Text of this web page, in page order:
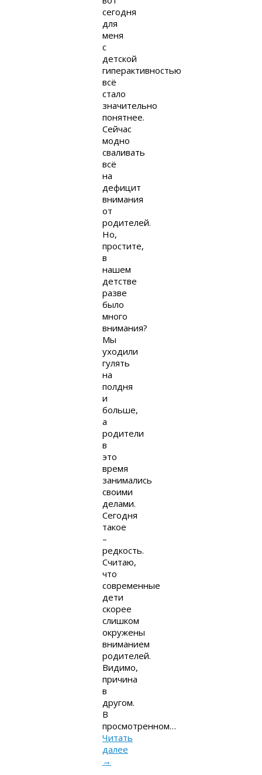
сегодня
для
меня
с
детской
гиперактивностью
всё
стало
значительно
понятнее.
Сейчас
модно
сваливать
всё
на
дефицит
внимания
от
родителей.
Но,
простите,
в
нашем
детстве
разве
было
много
внимания?
Мы
уходили
гулять
на
полдня
и
больше,
а
родители
в
это
время
занимались
своими
делами.
Сегодня
такое
–
редкость.
Считаю,
что
современные
дети
скорее
слишком
окружены
вниманием
родителей.
Видимо,
причина
в
другом.
В
просмотренном…
Читать
далее
→